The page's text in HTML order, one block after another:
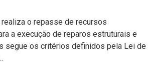
o repasse de recursos
a execução de reparos estruturais e
segue os critérios definidos pela Lei de